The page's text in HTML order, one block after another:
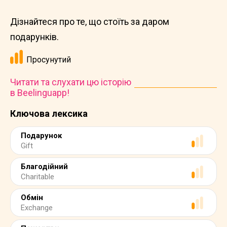
Ключова лексика
Подарунок
Gift
Благодійний
Charitable
Обмін
Exchange
Дізнайтеся про те, що стоїть за даром
подарунків.
Просунутий
Читати та слухати цю історію
в Beelinguapp!